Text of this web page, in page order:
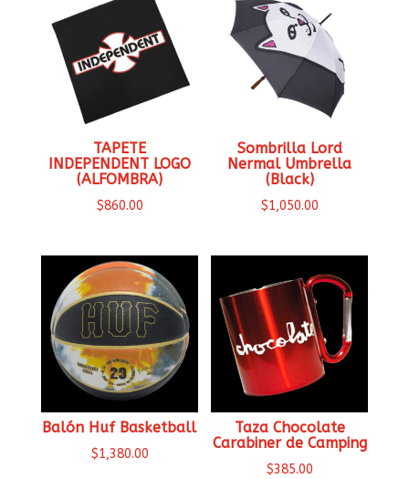
TAPETE
INDEPENDENT LOGO
(ALFOMBRA)
$860.00
Sombrilla Lord
Nermal Umbrella
(Black)
$1,050.00
Balón Huf Basketball
$1,380.00
Taza Chocolate
Carabiner de Camping
$385.00